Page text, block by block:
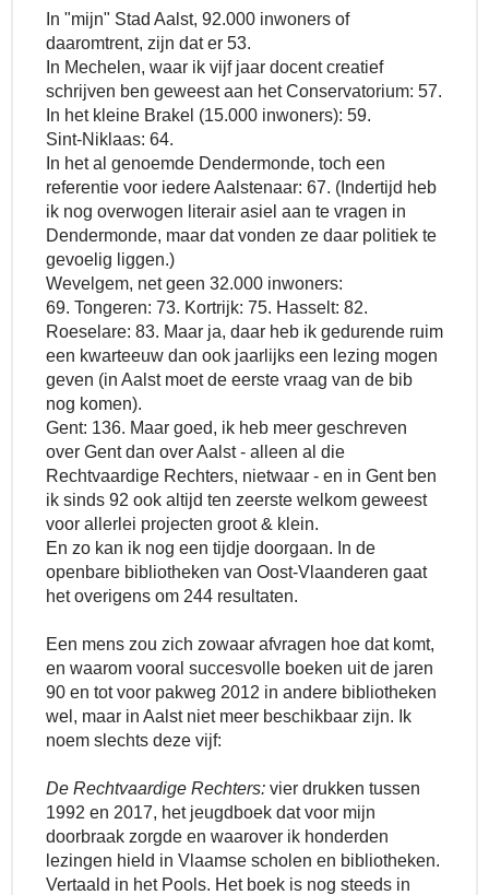
In "mijn" Stad Aalst, 92.000 inwoners of
daaromtrent, zijn dat er 53.
In Mechelen, waar ik vijf jaar docent creatief
schrijven ben geweest aan het Conservatorium: 57.
In het kleine Brakel (15.000 inwoners): 59.
Sint-Niklaas: 64.
In het al genoemde Dendermonde, toch een
referentie voor iedere Aalstenaar: 67. (Indertijd heb
ik nog overwogen literair asiel aan te vragen in
Dendermonde, maar dat vonden ze daar politiek te
gevoelig liggen.)
Wevelgem, net geen 32.000 inwoners:
69. Tongeren: 73. Kortrijk: 75. Hasselt: 82.
Roeselare: 83. Maar ja, daar heb ik gedurende ruim
een kwarteeuw dan ook jaarlijks een lezing mogen
geven (in Aalst moet de eerste vraag van de bib
nog komen).
Gent: 136. Maar goed, ik heb meer geschreven
over Gent dan over Aalst - alleen al die
Rechtvaardige Rechters, nietwaar - en in Gent ben
ik sinds 92 ook altijd ten zeerste welkom geweest
voor allerlei projecten groot & klein.
En zo kan ik nog een tijdje doorgaan. In de
openbare bibliotheken van Oost-Vlaanderen gaat
het overigens om 244 resultaten.
Een mens zou zich zowaar afvragen hoe dat komt,
en waarom vooral succesvolle boeken uit de jaren
90 en tot voor pakweg 2012 in andere bibliotheken
wel, maar in Aalst niet meer beschikbaar zijn. Ik
noem slechts deze vijf:
De Rechtvaardige Rechters: vier drukken tussen
1992 en 2017, het jeugdboek dat voor mijn
doorbraak zorgde en waarover ik honderden
lezingen hield in Vlaamse scholen en bibliotheken.
Vertaald in het Pools. Het boek is nog steeds in